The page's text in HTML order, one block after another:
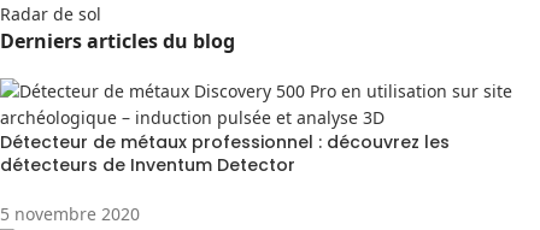
Radar de sol
Derniers articles du blog
Détecteur de métaux professionnel : découvrez les
détecteurs de Inventum Detector
5 novembre 2020